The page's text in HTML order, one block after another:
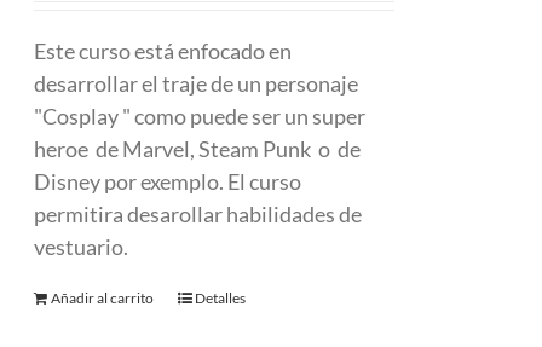
Este curso está enfocado en
desarrollar el traje de un personaje
"Cosplay " como puede ser un super
heroe de Marvel, Steam Punk o de
Disney por exemplo. El curso
permitira desarollar habilidades de
vestuario.
Añadir al carrito Detalles